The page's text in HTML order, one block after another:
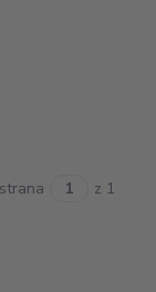
strana z 1